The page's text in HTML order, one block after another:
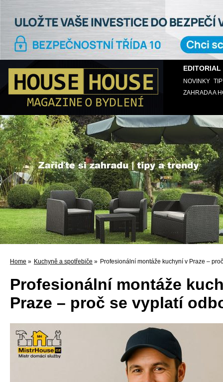
EDITORIAL
NOVINKY
ZAHRADA A
Home » Kuchyně a spotřebiče » Profesionální montáže kuchyní v Praze –
Profesionální montáže
Praze – proč se vyplatí